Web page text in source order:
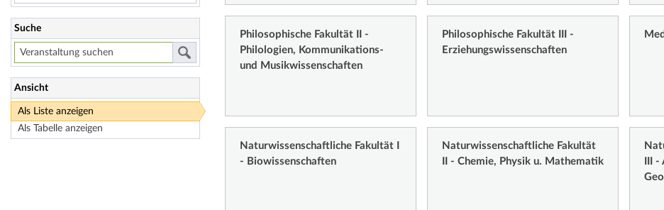
Suche
Ansicht
Als Liste anzeigen
Als Tabelle anzeigen
Philosophische Fakultät II -
Philologien, Kommunikations-
und Musikwissenschaften
Philosophische Fakultät III -
Erziehungswissenschaften
Naturwissenschaftliche Fakultät I
- Biowissenschaften
Naturwissenschaftliche Fakultät
II - Chemie, Physik u. Mathematik
III